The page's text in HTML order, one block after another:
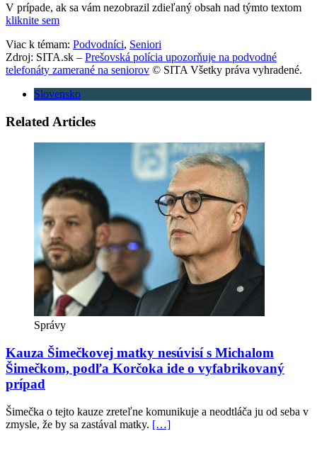
V prípade, ak sa vám nezobrazil zdieľaný obsah nad týmto textom
kliknite sem
Viac k témam: Podvodníci, Seniori
Zdroj: SITA.sk – Prešovská polícia upozorňuje na podvodné
telefonáty zamerané na seniorov © SITA Všetky práva vyhradené.
Slovensko
Related Articles
Správy
Kauza Šimečkovej matky nesúvisí s Michalom
Šimečkom, podľa Korčoka ide o vyfabrikovaný
prípad
Šimečka o tejto kauze zreteľne komunikuje a neodtláča ju od seba v
zmysle, že by sa zastával matky. […]